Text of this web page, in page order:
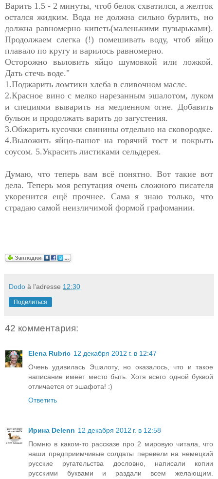
Варить 1.5 - 2 минуты, чтоб белок схватился, а желток
остался жидким. Вода не должна сильно бурлить, но
должна равномерно кипеть(маленькими пузырьками).
Продолжаем слегка (!) помешивать воду, чтоб яйцо
плавало по кругу и варилось равномерно.
Осторожно выловить яйцо шумовкой или ложкой.
Дать стечь воде."
1.Поджарить ломтики хлеба в сливочном масле.
2.Красное вино с мелко нарезанным эшалотом, луком
и специями выварить на медленном огне. Добавить
бульон и продолжать варить до загустения.
3.Обжарить кусочки свинины отдельно на сковородке.
4.Выложить яйцо-пашот на горячий тост и покрыть
соусом. 5.Украсить листиками сельдерея.
Думаю, что теперь вам всё понятно. Вот такие вот
дела. Теперь моя репутация очень сложного писателя
укоренится ещё прочнее. Сама я знаю только, что
страдаю самой неизличимой формой графомании.
Dodo à l'adresse 12:30
Поделиться
42 комментария:
Elena Rubric 12 декабря 2012 г. в 12:47
Очень удивилась Эшалоту, но оказалось, что и такое
написание имеет место быть. Хотя всего одной буквой
отличается от эшафота! :)
Ответить
Ирина Delenn 12 декабря 2012 г. в 12:58
Помню в каком-то рассказе про 2 мировую читала, что
наши предприимчивые солдаты перевели на немецкий
русские ругательства дословно, написали копии
русскими буквами и раздали всем желающим.